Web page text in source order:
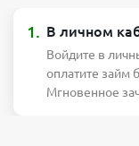
1. В личном
Войдите в
оплатите займ
Мгновенное